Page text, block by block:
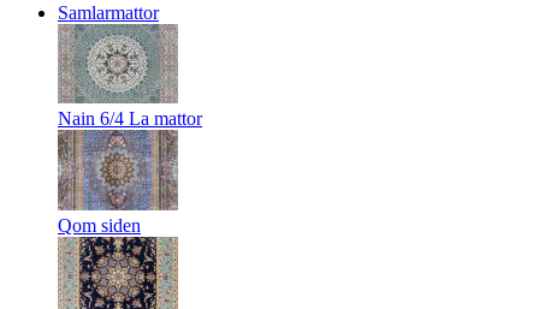
Samlarmattor
Nain 6/4 La mattor
Qom siden